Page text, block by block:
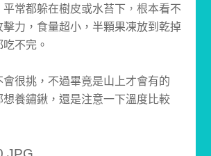
常都躲在樹皮或水苔下 ，根本看不
力，食量超小，半顆果凍放到乾掉
不完。
很挑，不過畢竟是山上才會有的
養鏽鍬，還是注意一下溫度比較